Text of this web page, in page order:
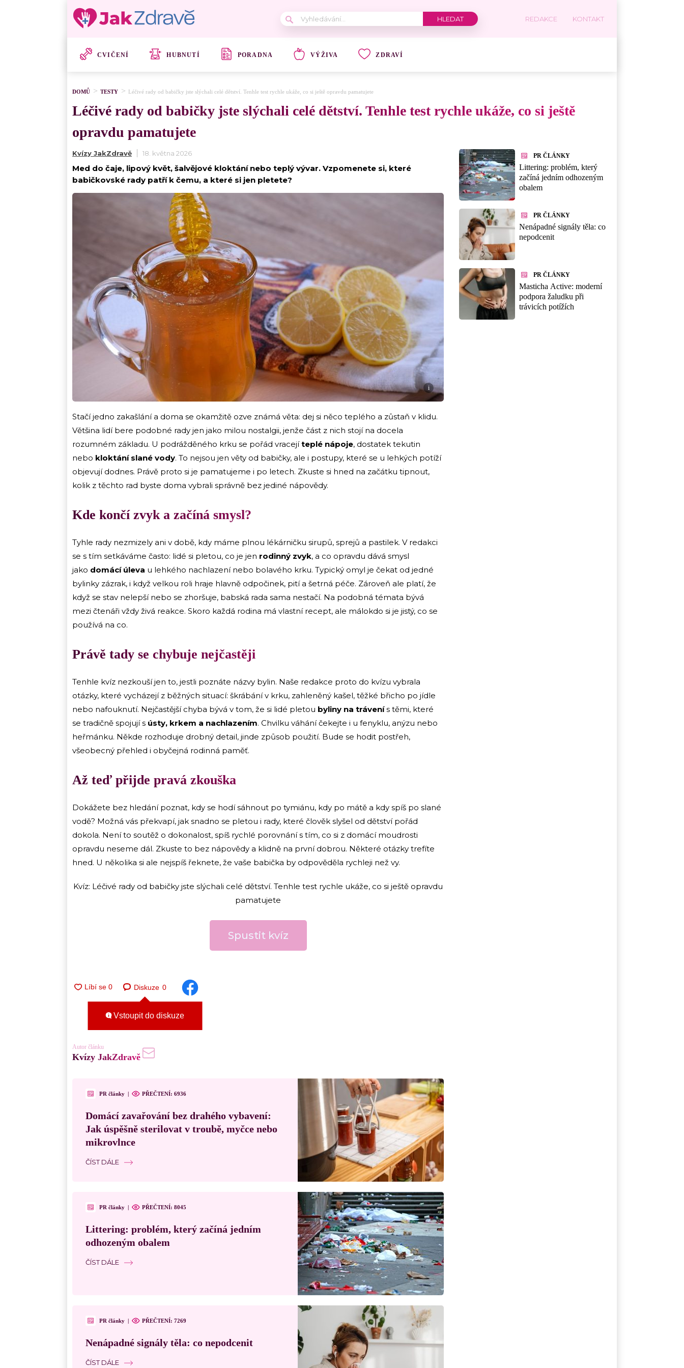
REDAKCE KONTAKT
CVIČENÍ HUBNUTÍ PORADNA VÝŽIVA ZDRAVÍ
DOMŮ TESTY Léčivé rady od babičky jste slýchali celé dětství. Tenhle test rychle ukáže, co si ještě opravdu pamatujete
Léčivé rady od babičky jste slýchali celé dětství. Tenhle test rychle ukáže, co si ještě
opravdu pamatujete
Kvízy JakZdravě 18. května 2026
Med do čaje, lipový květ, šalvějové kloktání nebo teplý vývar. Vzpomenete si, které
babičkovské rady patří k čemu, a které si jen pletete?
i
Stačí jedno zakašlání a doma se okamžitě ozve známá věta: dej si něco teplého a zůstaň v klidu.
Většina lidí bere podobné rady jen jako milou nostalgii, jenže část z nich stojí na docela
rozumném základu. U podrážděného krku se pořád vracejíteplé nápoje, dostatek tekutin
nebo kloktání slané vody. To nejsou jen věty od babičky, ale i postupy, které se u lehkých potíží
objevují dodnes. Právě proto si je pamatujeme i po letech. Zkuste si hned na začátku tipnout,
kolik z těchto rad byste doma vybrali správně bez jediné nápovědy.
Kde končí zvyk a začíná smysl?
Tyhle rady nezmizely ani v době, kdy máme plnou lékárničku sirupů, sprejů a pastilek. V redakci
se s tím setkáváme často: lidé si pletou, co je jen rodinný zvyk, a co opravdu dává smysl
jako domácí úleva u lehkého nachlazení nebo bolavého krku. Typický omyl je čekat od jedné
bylinky zázrak, i když velkou roli hraje hlavně odpočinek, pití a šetrná péče. Zároveň ale platí, že
když se stav nelepší nebo se zhoršuje, babská rada sama nestačí. Na podobná témata bývá
mezi čtenáři vždy živá reakce. Skoro každá rodina má vlastní recept, ale málokdo si je jistý, co se
používá na co.
Právě tady se chybuje nejčastěji
Tenhle kvíz nezkouší jen to, jestli poznáte názvy bylin. Naše redakce proto do kvízu vybrala
otázky, které vycházejí z běžných situací: škrábání v krku, zahleněný kašel, těžké břicho po jídle
nebo nafouknutí. Nejčastější chyba bývá v tom, že si lidé pletou byliny na trávenís těmi, které
se tradičně spojují s ústy, krkem a nachlazením. Chvilku váhání čekejte i u fenyklu, anýzu nebo
heřmánku. Někde rozhoduje drobný detail, jinde způsob použití. Bude se hodit postřeh,
všeobecný přehled i obyčejná rodinná paměť.
Až teď přijde pravá zkouška
Dokážete bez hledání poznat, kdy se hodí sáhnout po tymiánu, kdy po mátě a kdy spíš po slané
vodě? Možná vás překvapí, jak snadno se pletou i rady, které člověk slyšel od dětství pořád
dokola. Není to soutěž o dokonalost, spíš rychlé porovnání s tím, co si z domácí moudrosti
opravdu neseme dál. Zkuste to bez nápovědy a klidně na první dobrou. Některé otázky trefíte
hned. U několika si ale nejspíš řeknete, že vaše babička by odpověděla rychleji než vy.
Kvíz: Léčivé rady od babičky jste slýchali celé dětství. Tenhle test rychle ukáže, co si ještě opravdu
pamatujete
Spustit kvíz
Diskuze 0
Vstoupit do diskuze
Autor článku
Kvízy JakZdravě
PR články | PŘEČTENÍ: 6936
Domácí zavařování bez drahého vybavení:
Jak úspěšně sterilovat v troubě, myčce nebo
mikrovlnce
ČÍST DÁLE
PR články | PŘEČTENÍ: 8045
Littering: problém, který začíná jedním
odhozeným obalem
ČÍST DÁLE
PR články | PŘEČTENÍ: 7269
Nenápadné signály těla: co nepodcenit
ČÍST DÁLE
PR ČLÁNKY
Littering: problém, který
začíná jedním odhozeným
obalem
PR ČLÁNKY
Nenápadné signály těla: co
nepodcenit
PR ČLÁNKY
Masticha Active: moderní
podpora žaludku při
trávicích potížích